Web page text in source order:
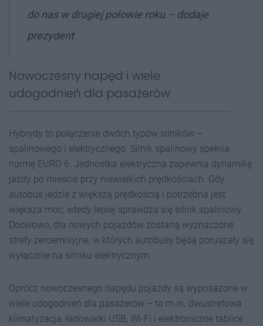
do nas w drugiej połowie roku– dodaje
prezydent
Nowoczesny napęd i wiele
udogodnień dla pasażerów
Hybrydy to połączenie dwóch typów silników –
spalinowego i elektrycznego. Silnik spalinowy spełnia
normę EURO 6. Jednostka elektryczna zapewnia dynamikę
jazdy po mieście przy niewielkich prędkościach. Gdy
autobus jedzie z większą prędkością i potrzebna jest
większa moc, wtedy lepiej sprawdza się silnik spalinowy.
Docelowo, dla nowych pojazdów zostaną wyznaczone
strefy zeroemisyjne, w których autobusy będą poruszały się
wyłącznie na silniku elektrycznym.
Oprócz nowoczesnego napędu pojazdy są wyposażone w
wiele udogodnień dla pasażerów – to m.in. dwustrefowa
klimatyzacja, ładowarki USB, Wi-Fi i elektroniczne tablice